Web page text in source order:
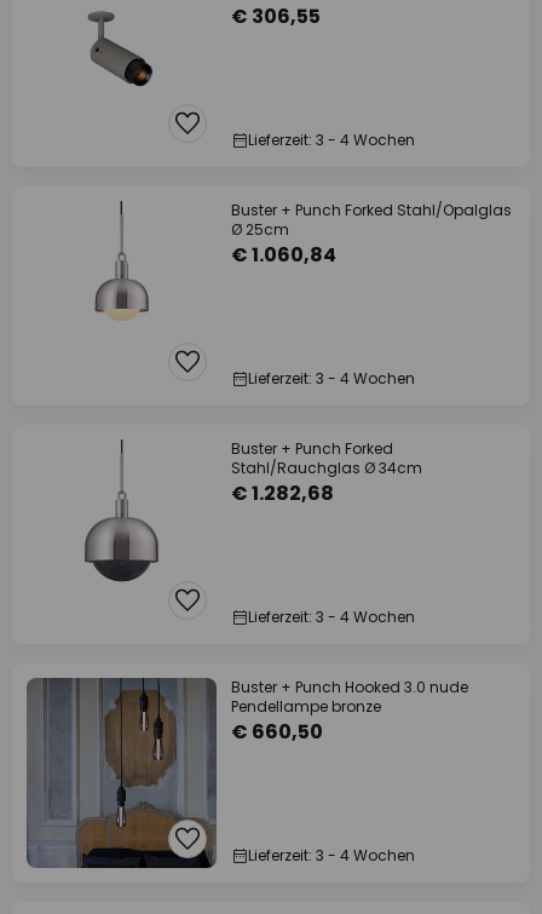
€ 306,55
Lieferzeit: 3 - 4 Wochen
Buster + Punch Forked Stahl/Opalglas
Ø 25cm
€ 1.060,84
Lieferzeit: 3 - 4 Wochen
Buster + Punch Forked
Stahl/Rauchglas Ø 34cm
€ 1.282,68
Lieferzeit: 3 - 4 Wochen
Buster + Punch Hooked 3.0 nude
Pendellampe bronze
€ 660,50
Lieferzeit: 3 - 4 Wochen